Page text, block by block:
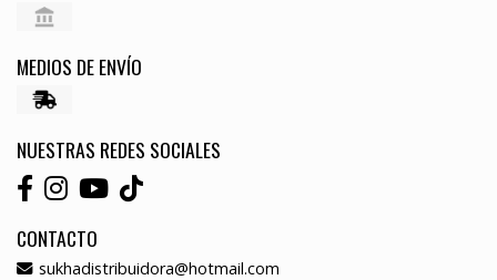
MEDIOS DE ENVÍO
NUESTRAS REDES SOCIALES
CONTACTO
sukhadistribuidora@hotmail.com